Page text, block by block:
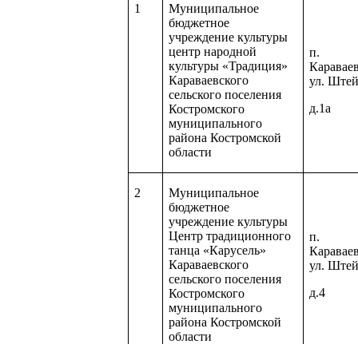
1
Муниципальное
бюджетное
учреждение культуры
центр народной
культуры «Традиция»
Караваевского
сельского поселения
Костромского
муниципального
района Костромской
области
п.
ул.
д.1а
2
Муниципальное
бюджетное
учреждение культуры
Центр традиционного
танца «Карусель»
Караваевского
сельского поселения
Костромского
муниципального
района Костромской
области
п.
ул.
д.4